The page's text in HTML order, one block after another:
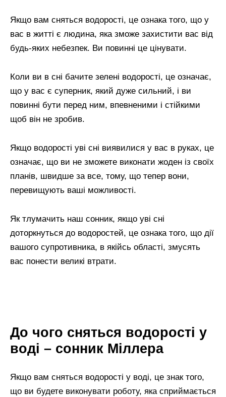
Якщо вам сняться водорості, це ознака того, що у
вас в житті є людина, яка зможе захистити вас від
будь-яких небезпек. Ви повинні це цінувати.
Коли ви в сні бачите зелені водорості, це означає,
що у вас є суперник, який дуже сильний, і ви
повинні бути перед ним, впевненими і стійкими
щоб він не зробив.
Якщо водорості уві сні виявилися у вас в руках, це
означає, що ви не зможете виконати жоден із своїх
планів, швидше за все, тому, що тепер вони,
перевищують ваші можливості.
Як тлумачить наш сонник, якщо уві сні
доторкнуться до водоростей, це ознака того, що дії
вашого супротивника, в якійсь області, змусять
вас понести великі втрати.
До чого сняться водорості у
воді – сонник Міллера
Якщо вам сняться водорості у воді, це знак того,
що ви будете виконувати роботу, яка сприймається